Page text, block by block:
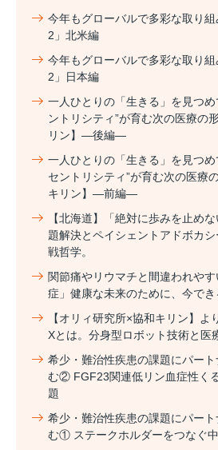
今年もグローバルで多彩な取り
2」北米編
今年もグローバルで多彩な取り
2」日本編
一人ひとりの「生きる」を見つ
ントリシティ”が育む次の医療の
リン】―後編―
一人ひとりの「生きる」を見つめ
セントリシティ”が育む次の医療
キリン】―前編―
【北海道】「絶対に歩みを止め
題解決とペイシェントアドボカ
戦哲学。
関節痛やリウマチと間違われや
症」健康な未来のために、今でき
【オリィ研究所×協和キリン】よ
Xとは。分身型ロボット技術と医
希少・難治性疾患の課題にパー
む② FGF23関連低リン血症性く
題
希少・難治性疾患の課題にパー
む① ステークホルダーをつなぐ